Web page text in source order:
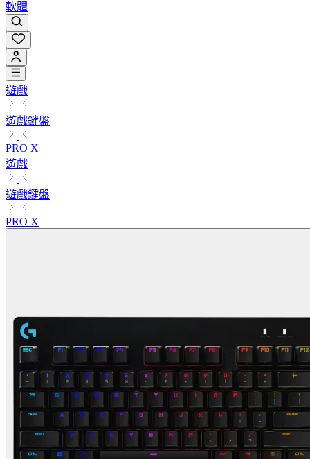
軟體
遊戲
遊戲鍵盤
PRO X
遊戲
遊戲鍵盤
PRO X